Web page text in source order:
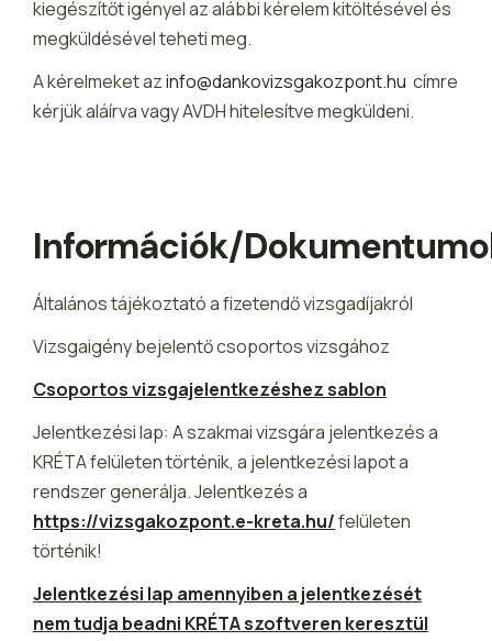
kiegészítőt igényel az alábbi kérelem kitöltésével és
megküldésével teheti meg.
A kérelmeket azinfo@dankovizsgakozpont.hu címre
kérjük aláírva vagy AVDH hitelesítve megküldeni.
Információk/
Általános tájékoztató a fizetendő vizsgadíjakról
Vizsgaigény bejelentő csoportos vizsgához
Csoportos vizsgajelentkezéshez sablon
Jelentkezési lap: A szakmai vizsgára jelentkezés a
KRÉTA felületen történik, a jelentkezési lapot a
rendszer generálja. Jelentkezés a
https://vizsgakozpont.e-kreta.hu/felületen
történik!
Jelentkezési lap amennyiben a jelentkezését
nem tudja beadni KRÉTA szoftveren keresztül